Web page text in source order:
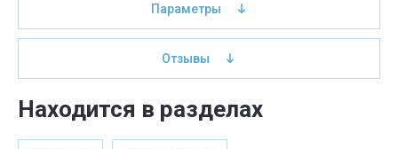
Параметры
Отзывы
Находится в разделах